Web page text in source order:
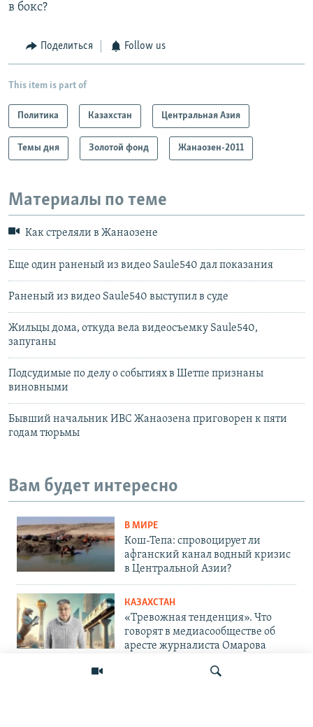
в бокс?
Поделиться Follow us
This item is part of
Политика Казахстан Центральная Азия
Темы дня Золотой фонд Жанаозен-2011
Материалы по теме
Как стреляли в Жанаозене
Еще один раненый из видео Saule540 дал показания
Раненый из видео Saule540 выступил в суде
Жильцы дома, откуда вела видеосъемку Saule540,
запуганы
Подсудимые по делу о событиях в Шетпе признаны
виновными
Бывший начальник ИВС Жанаозена приговорен к пяти
годам тюрьмы
Вам будет интересно
В МИРЕ
Кош-Тепа: спровоцирует ли
афганский канал водный кризис
в Центральной Азии?
КАЗАХСТАН
«Тревожная тенденция». Что
говорят в медиасообществе об
аресте журналиста Омарова